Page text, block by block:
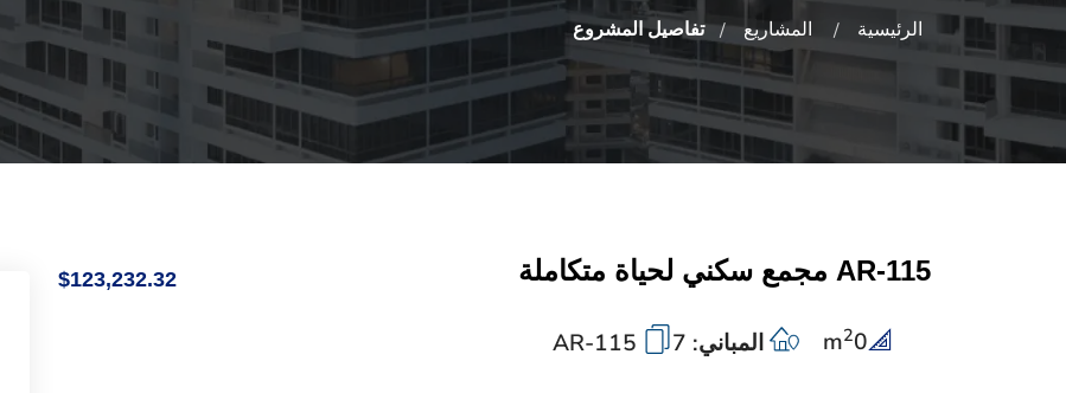
الرئيسية المشاريع تفاصيل المشروع
AR-115 مجمع سكني لحياة متكاملة $123,232.32
0
m2 المباني: 7